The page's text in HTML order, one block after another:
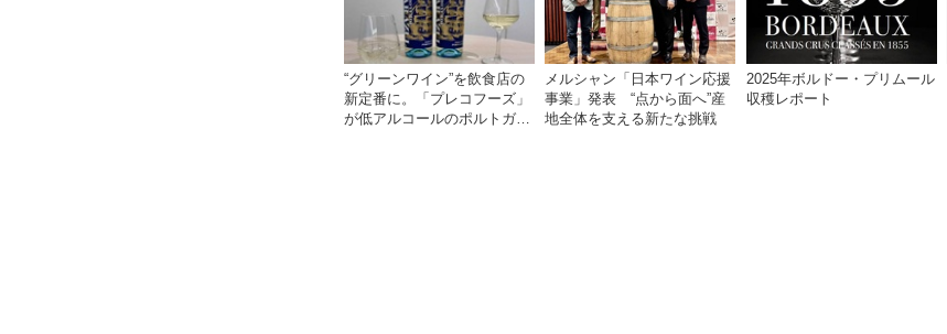
“グリーンワイン”を飲食店の
新定番に。「プレコフーズ」
が低アルコールのポルトガル
メルシャン「日本ワイン応援
事業」発表 “点から面へ”産
地全体を支える新たな挑戦
2025年ボルドー・プリムール
収穫レポート